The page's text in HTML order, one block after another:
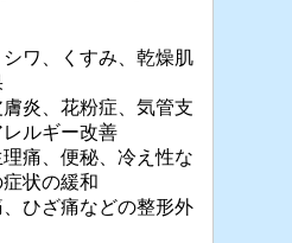
ワ、くすみ、乾燥肌
炎、花粉症、気管支
ルギー改善
痛、便秘、冷え性な
状の緩和
ひざ痛などの整形外